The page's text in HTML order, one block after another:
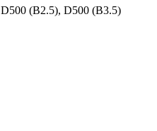
D500 (B2.5), D500 (B3.5)